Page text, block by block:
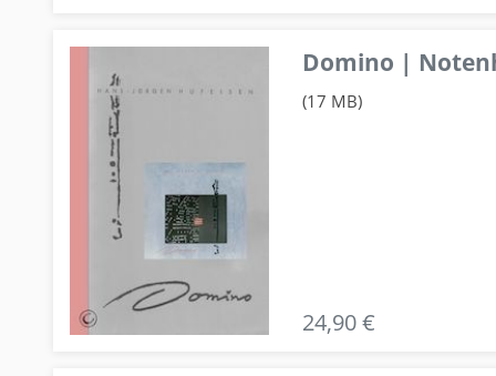
Domino |
(17 MB)
24,90 €